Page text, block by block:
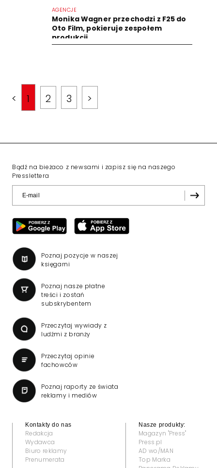
AGENCJE
Monika Wagner przechodzi z F25 do
Oto Film, pokieruje zespołem
produkcji
< 1 2 3 >
Bądź na bieżaco z newsami i zapisz się na naszego
Presslettera
Poznaj pozycje w naszej
księgarni
Poznaj nasze płatne
treści i zostań
subskrybentem
Przeczytaj wywiady z
ludźmi z branży
Przeczytaj opinie
fachowców
Poznaj raporty ze świata
reklamy i mediów
Kontakty do nas
Redakcja
Wydawca
Biuro reklamy
Prenumerata
Nasze produkty:
Magazyn "Press"
Press.pl
AD wo/MAN
Top Marka